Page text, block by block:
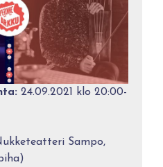
24.09.2021 klo 20:00-
Sampo,